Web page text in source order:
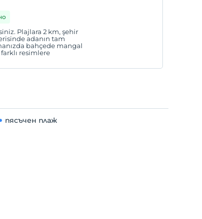
Plajlara 2 km, şehir
adanın tam
bahçede mangal
resimlere
пясъчен плаж